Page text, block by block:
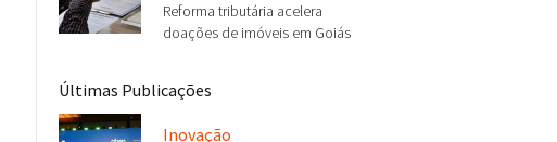
Reforma tributária acelera
doações de imóveis em Goiás
Últimas Publicações
Inovação